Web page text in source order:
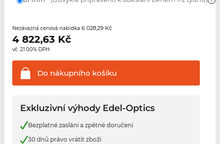
Nezávazná cenová nabídka 6 028,29 Kč
4 822,63 Kč
vč. 21.00% DPH.
Do nákupního košíku
Exkluzivní výhody Edel-Optics
Bezplatné zaslání a zpětné doručení
30 dnů právo vrátit zboží